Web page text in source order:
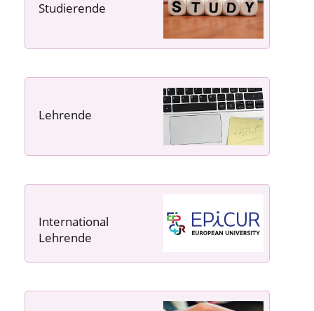
Studierende
Lehrende
International
Lehrende